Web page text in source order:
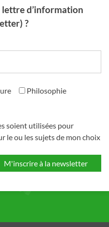
lettre d’information
?
Philosophie
soient utilisées pour
le ou les sujets de mon choix